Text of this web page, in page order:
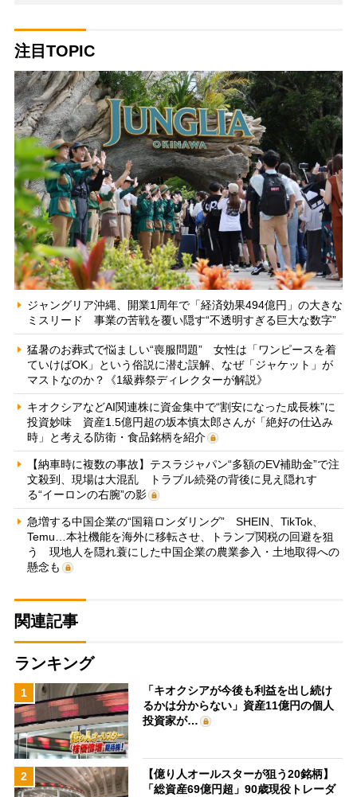
注目TOPIC
ジャングリア沖縄、開業1周年で「経済効果494億円」の大きな
ミスリード 事業の苦戦を覆い隠す“不透明すぎる巨大な数字”
猛暑のお葬式で悩ましい“喪服問題” 女性は「ワンピースを着
ていけばOK」という俗説に潜む誤解、なぜ「ジャケット」が
マストなのか？《1級葬祭ディレクターが解説》
キオクシアなどAI関連株に資金集中で“割安になった成長株”に
投資妙味 資産1.5億円超の坂本慎太郎さんが「絶好の仕込み
時」と考える防衛・食品銘柄を紹介
【納車時に複数の事故】テスラジャパン“多額のEV補助金”で注
文殺到、現場は大混乱 トラブル続発の背後に見え隠れす
る“イーロンの右腕”の影
急増する中国企業の“国籍ロンダリング” SHEIN、TikTok、
Temu…本社機能を海外に移転させ、トランプ関税の回避を狙
う 現地人を隠れ蓑にした中国企業の農業参入・土地取得への
懸念も
関連記事
ランキング
1
「キオクシアが今後も利益を出し続け
るかは分からない」資産11億円の個人
投資家が…
2
【億り人オールスターが狙う20銘柄】
「総資産69億円超」90歳現役トレーダ